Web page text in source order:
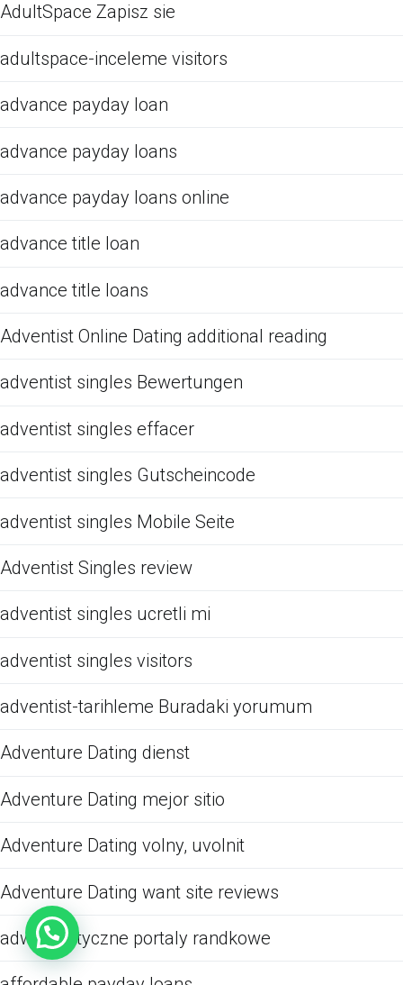
AdultSpace Zapisz sie
adultspace-inceleme visitors
advance payday loan
advance payday loans
advance payday loans online
advance title loan
advance title loans
Adventist Online Dating additional reading
adventist singles Bewertungen
adventist singles effacer
adventist singles Gutscheincode
adventist singles Mobile Seite
Adventist Singles review
adventist singles ucretli mi
adventist singles visitors
adventist-tarihleme Buradaki yorumum
Adventure Dating dienst
Adventure Dating mejor sitio
Adventure Dating volny, uvolnit
Adventure Dating want site reviews
adwentystyczne portaly randkowe